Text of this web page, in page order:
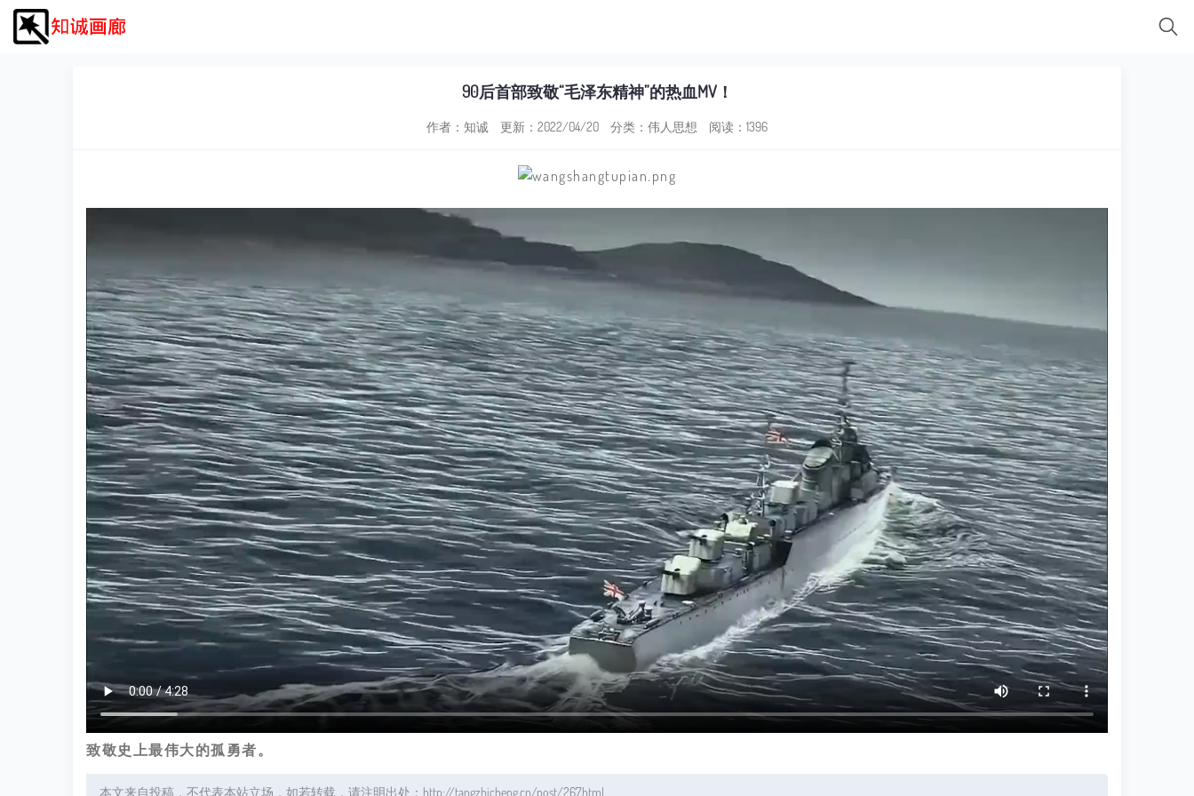
90后首部致敬“毛泽东精神”的热血MV！
作者：知诚 更新：2022/04/20 分类： 伟人思想 阅读：1396
致敬史上最伟大的孤勇者。
本文来自投稿，不代表本站立场，如若转载，请注明出处：http://tangzhicheng.cn/post/267.html